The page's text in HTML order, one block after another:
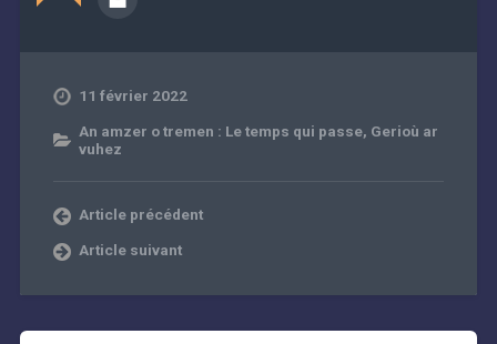
11 février 2022
An amzer o tremen : Le temps qui passe, Gerioù ar
vuhez
Article précédent
Article suivant